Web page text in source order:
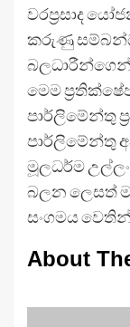
වරප්‍රසාද
කරුණු
බලධාරීන්ගෙන්
මෙම
පාර්ලිමේන්තු
පාර්ලිමේන්තු
මූලධර්ම
බලන ලෙසත්
සංගමය
About